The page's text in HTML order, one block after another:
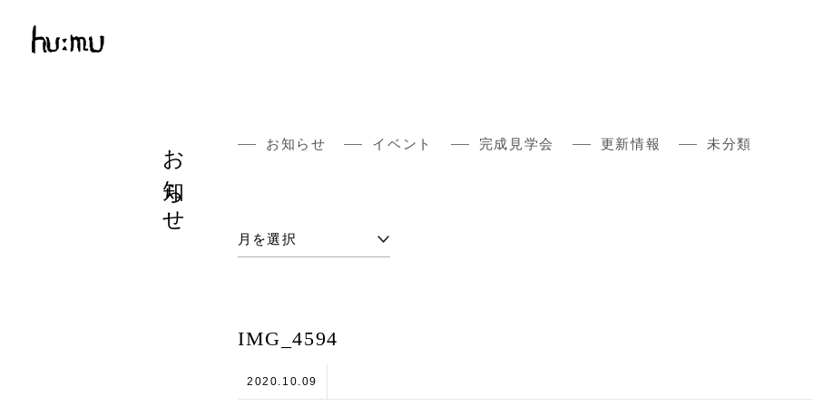
お知らせ お知らせ イベント 完成見学会 更新情報 未分類
IMG_4594
2020.10.09